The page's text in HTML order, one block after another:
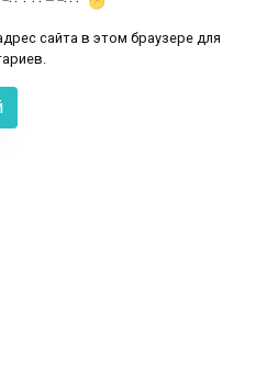
сайта в этом браузере для